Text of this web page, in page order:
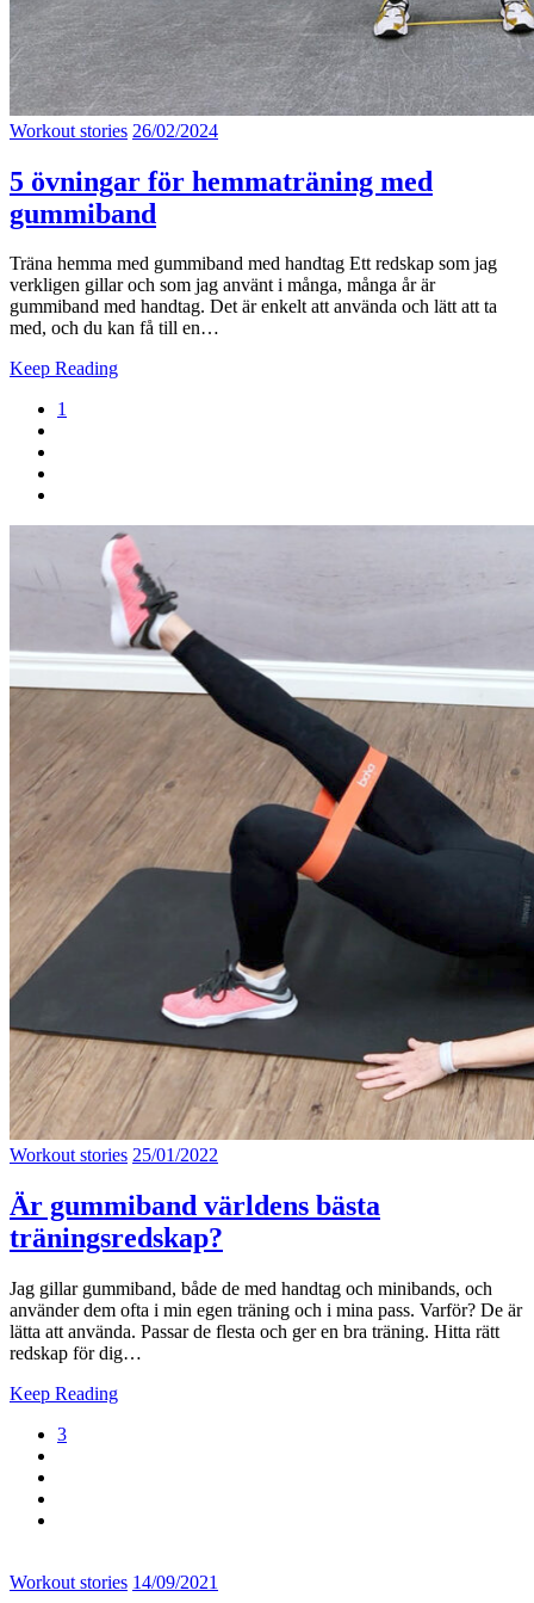
Workout stories 26/02/2024
5 övningar för hemmaträning med
gummiband
Träna hemma med gummiband med handtag Ett redskap som jag
verkligen gillar och som jag använt i många, många år är
gummiband med handtag. Det är enkelt att använda och lätt att ta
med, och du kan få till en…
Keep Reading
1
Workout stories 25/01/2022
Är gummiband världens bästa
träningsredskap?
Jag gillar gummiband, både de med handtag och minibands, och
använder dem ofta i min egen träning och i mina pass. Varför? De är
lätta att använda. Passar de flesta och ger en bra träning. Hitta rätt
redskap för dig…
Keep Reading
3
Workout stories 14/09/2021